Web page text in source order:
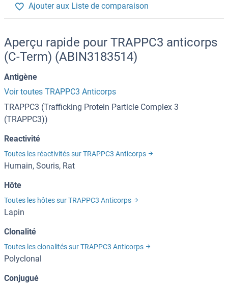
Ajouter aux Liste de comparaison
Aperçu rapide pour TRAPPC3 anticorps
(C-Term) (ABIN3183514)
Antigène
Voir toutes TRAPPC3 Anticorps
TRAPPC3 (Trafficking Protein Particle Complex 3
(TRAPPC3))
Reactivité
Toutes les réactivités sur TRAPPC3 Anticorps
Humain, Souris, Rat
Hôte
Toutes les hôtes sur TRAPPC3 Anticorps
Lapin
Clonalité
Toutes les clonalités sur TRAPPC3 Anticorps
Polyclonal
Conjugué